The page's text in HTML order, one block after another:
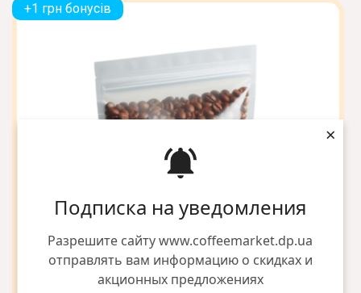
Подписка на уведомления
Разрешите сайту www.coffeemarket.dp.ua
отправлять вам информацию о скидках и
акционных предложениях
×
+1 грн бонусів